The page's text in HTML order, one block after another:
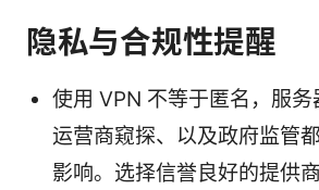
隐私与合规性提醒
使用 VPN 不等于匿名，服务
运营商窥探、以及政府监管
影响。选择信誉良好的提供